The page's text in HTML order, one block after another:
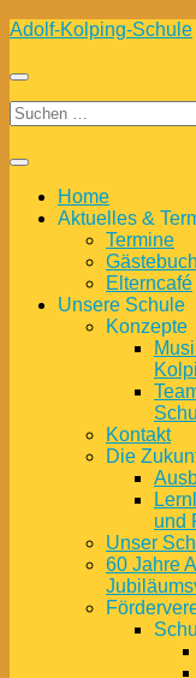
Zum
springen
Adolf-Kolping-Schule
Suchen
nach:
Home
Aktuelles &
Termine
Gästebuch
Elterncafé
Unsere Schule
Konzepte
Kontakt
Die
und
Unser
60 Jahre